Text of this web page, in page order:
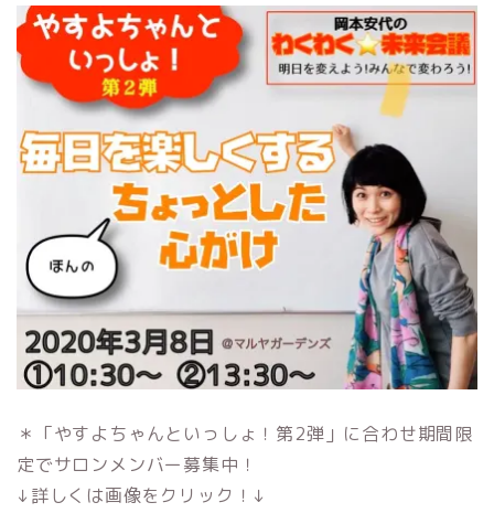
＊「やすよちゃんといっしょ！第2弾」に合わせ期間限
定でサロンメンバー募集中！
↓詳しくは画像をクリック！↓